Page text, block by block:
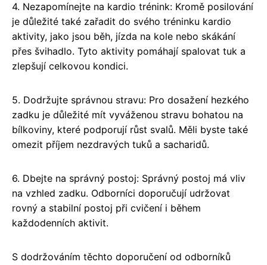
4. Nezapomínejte na kardio trénink: Kromě posilování
je důležité také zařadit do svého tréninku kardio
aktivity, jako jsou běh, jízda na kole nebo skákání
přes švihadlo. Tyto aktivity pomáhají spalovat tuk a
zlepšují celkovou kondici.
5. Dodržujte správnou stravu: Pro dosažení hezkého
zadku je důležité mít vyváženou stravu bohatou na
bílkoviny, které podporují růst svalů. Měli byste také
omezit příjem nezdravých tuků a sacharidů.
6. Dbejte na správný postoj: Správný postoj má vliv
na vzhled zadku. Odborníci doporučují udržovat
rovný a stabilní postoj při cvičení i během
každodenních aktivit.
S dodržováním těchto doporučení od odborníků